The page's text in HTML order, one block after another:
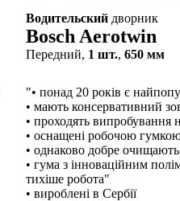
Водительский дворник
Bosch Aerotwin
Передний, 1 шт., 650 мм
"• понад 20 років є
• мають консервативний
• проходять
• оснащені робочою
• однаково добре
• гума з інноваційним
тихіше робота"
• вироблені в Сербії